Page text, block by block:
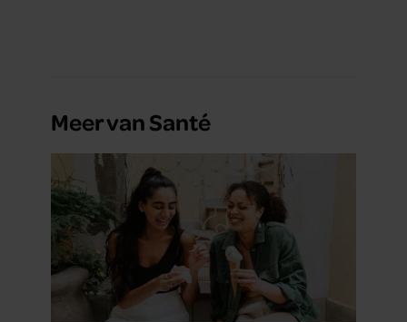
Meer van Santé